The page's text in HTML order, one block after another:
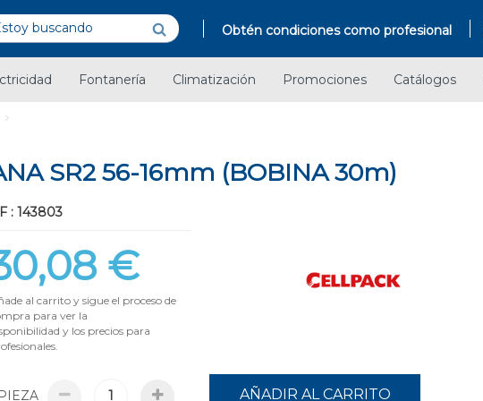
Obtén condiciones como profesional
Fontanería Climatización Promociones Catálogos
SR2 56-16mm (BOBINA 30m)
: 143803
€
al carrito y sigue el proceso de
para ver la
y los precios para
PIEZA AÑADIR AL CARRITO